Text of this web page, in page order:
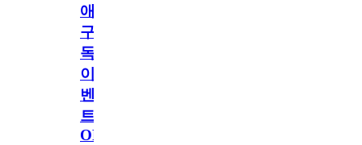
애
구
독
이
벤
트
OPEN!